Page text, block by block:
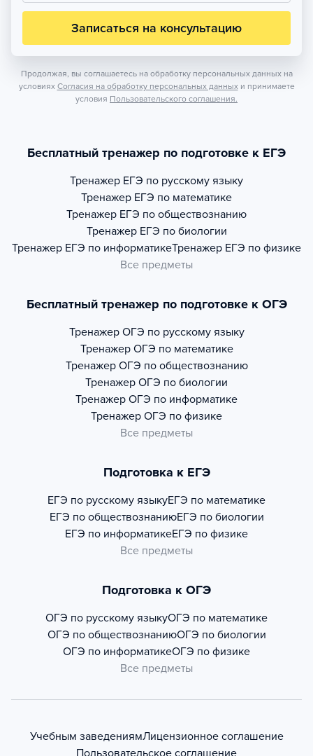
Записаться на консультацию
Продолжая, вы соглашаетесь на обработку персональных данных на
условиях Согласия на обработку персональных данных и принимаете
условия Пользовательского соглашения.
Бесплатный тренажер по подготовке к ЕГЭ
Тренажер ЕГЭ по русскому языку
Тренажер ЕГЭ по математике
Тренажер ЕГЭ по обществознанию
Тренажер ЕГЭ по биологии
Тренажер ЕГЭ по информатикеТренажер ЕГЭ по физике
Все предметы
Бесплатный тренажер по подготовке к ОГЭ
Тренажер ОГЭ по русскому языку
Тренажер ОГЭ по математике
Тренажер ОГЭ по обществознанию
Тренажер ОГЭ по биологии
Тренажер ОГЭ по информатике
Тренажер ОГЭ по физике
Все предметы
Подготовка к ЕГЭ
ЕГЭ по русскому языкуЕГЭ по математике
ЕГЭ по обществознаниюЕГЭ по биологии
ЕГЭ по информатикеЕГЭ по физике
Все предметы
Подготовка к ОГЭ
ОГЭ по русскому языкуОГЭ по математике
ОГЭ по обществознаниюОГЭ по биологии
ОГЭ по информатикеОГЭ по физике
Все предметы
Учебным заведениямЛицензионное соглашение
Пользовательское соглашение